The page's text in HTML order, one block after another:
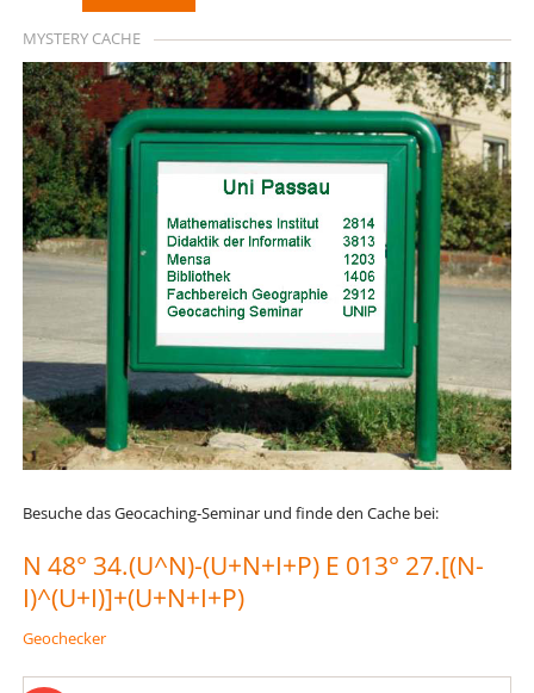
MYSTERY CACHE
Besuche das Geocaching-Seminar und finde den Cache bei:
N 48° 34.(U^N)-(U+N+I+P) E 013° 27.[(N-
I)^(U+I)]+(U+N+I+P)
Geochecker